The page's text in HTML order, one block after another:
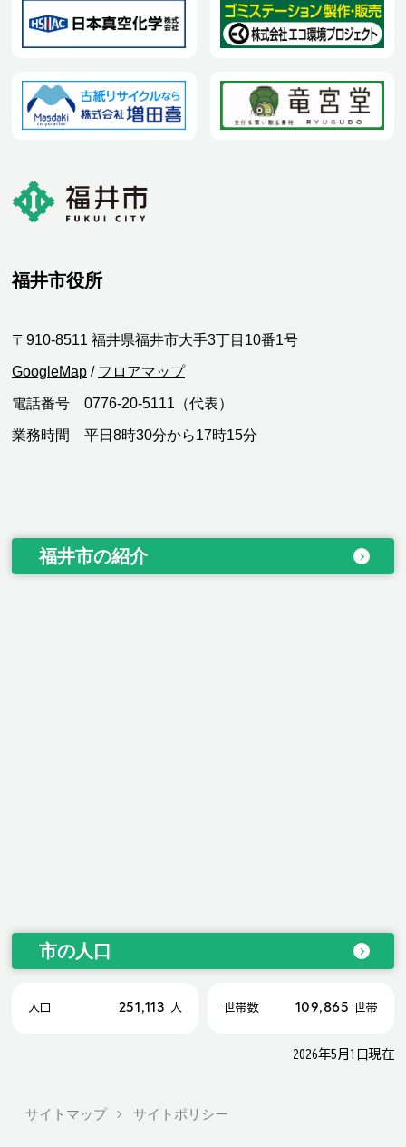
福井市役所
〒910-8511 福井県福井市大手3丁目10番1号
GoogleMap / フロアマップ
電話番号 0776-20-5111（代表）
業務時間 平日8時30分から17時15分
福井市の紹介
市の人口
人口 251,113 人 世帯数 109,865 世帯
2026年5月1日現在
サイトマップ サイトポリシー